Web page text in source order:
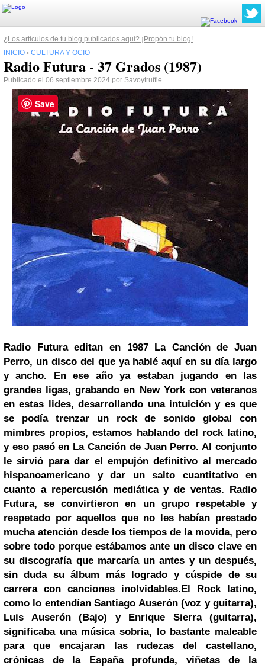
¿Los artículos de tu blog publicados aquí? ¡Propón tu blog!
INICIO › CULTURA Y OCIO
Radio Futura - 37 Grados (1987)
Publicado el 06 septiembre 2024 por Savoytruffle
Radio Futura editan en 1987 La Canción de Juan
Perro, un disco del que ya hablé aquí en su día largo
y ancho. En ese año ya estaban jugando en las
grandes ligas, grabando en New York con veteranos
en estas lides, desarrollando una intuición y es que
se podía trenzar un rock de sonido global con
mimbres propios, estamos hablando del rock latino,
y eso pasó en La Canción de Juan Perro. Al conjunto
le sirvió para dar el empujón definitivo al mercado
hispanoamericano y dar un salto cuantitativo en
cuanto a repercusión mediática y de ventas. Radio
Futura, se convirtieron en un grupo respetable y
respetado por aquellos que no les habían prestado
mucha atención desde los tiempos de la movida, pero
sobre todo porque estábamos ante un disco clave en
su discografía que marcaría un antes y un después,
sin duda su álbum más logrado y cúspide de su
carrera con canciones inolvidables.El Rock latino,
como lo entendían Santiago Auserón (voz y guitarra),
Luis Auserón (Bajo) y Enrique Sierra (guitarra),
significaba una música sobria, lo bastante maleable
para que encajaran las rudezas del castellano,
crónicas de la España profunda, viñetas de la
Save